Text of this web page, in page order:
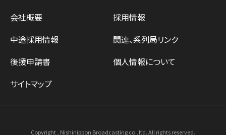
会社概要
採用情報
中途採用情報
関連、系列局リンク
後援申請書
個人情報について
サイトマップ
Copyright , Nishinippon Broadcasting co.,ltd. All rights reserved.